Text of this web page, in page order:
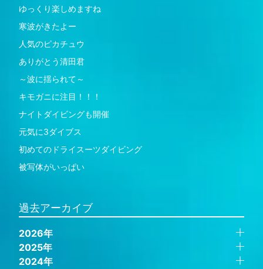
ゆっくり楽しめますね
寒波がきたよー
人気のピカチュウ
ありがとう清田君
～波に揺られて～
キモガニに注目！！！
ナイトダイビングも開催
元気に3ダイブス
初めてのドライスーツダイビング
被写体がいっぱい
過去アーカイブ
2026年
2025年
2024年